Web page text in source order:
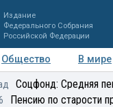
Издание
Федерального Собрания
Российской Федерации
Общество В мире
Регионы
Соцфонд: Средняя
Пенсию по старости